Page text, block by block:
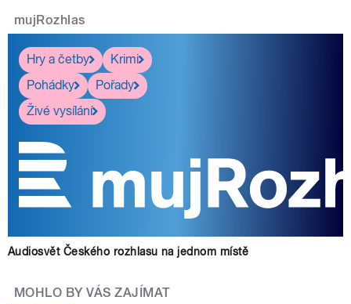
mujRozhlas
Hry a četby
Krimi
Pohádky
Pořady
Živé vysílání
Audiosvět Českého rozhlasu na jednom místě
MOHLO BY VÁS ZAJÍMAT